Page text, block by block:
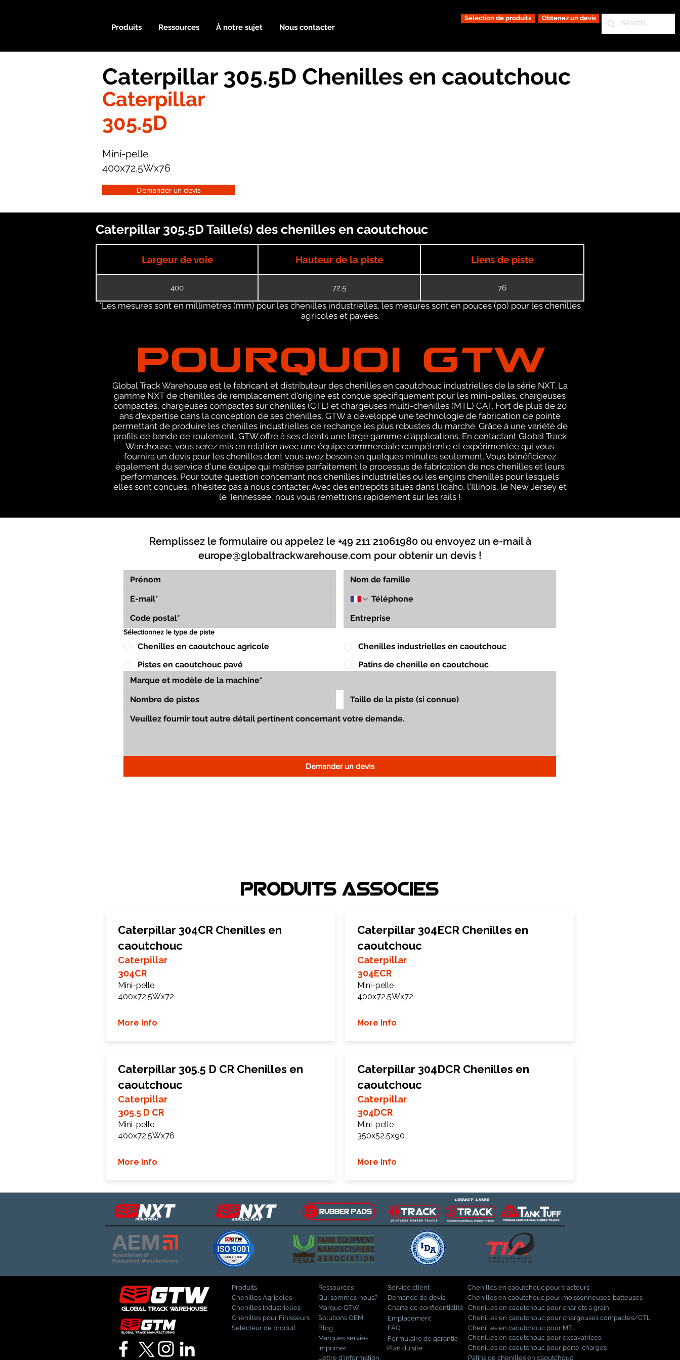
Produits Ressources À notre sujet Nous contacter
Sélection de produits Obtenez un devis
Caterpillar 305.5D Chenilles en caoutchouc
Caterpillar
305.5D
Mini-pelle
400x72.5Wx76
Demander un devis
Caterpillar 305.5D Taille(s) des chenilles en caoutchouc
Largeur de voie Hauteur de la piste Liens de piste
400 72.5 76
*Les mesures sont en millimètres (mm) pour les chenilles industrielles, les mesures sont en pouces (po) pour les chenilles
agricoles et pavées.
POURQUOI GTW
Global Track Warehouse est le fabricant et distributeur des chenilles en caoutchouc industrielles de la série NXT. La
gamme NXT de chenilles de remplacement d'origine est conçue spécifiquement pour les mini-pelles, chargeuses
compactes, chargeuses compactes sur chenilles (CTL) et chargeuses multi-chenilles (MTL) CAT. Fort de plus de 20
ans d'expertise dans la conception de ses chenilles, GTW a développé une technologie de fabrication de pointe
permettant de produire les chenilles industrielles de rechange les plus robustes du marché. Grâce à une variété de
profils de bande de roulement, GTW offre à ses clients une large gamme d'applications. En contactant Global Track
Warehouse, vous serez mis en relation avec une équipe commerciale compétente et expérimentée qui vous
fournira un devis pour les chenilles dont vous avez besoin en quelques minutes seulement. Vous bénéficierez
également du service d'une équipe qui maîtrise parfaitement le processus de fabrication de nos chenilles et leurs
performances. Pour toute question concernant nos chenilles industrielles ou les engins chenillés pour lesquels
elles sont conçues, n'hésitez pas à nous contacter. Avec des entrepôts situés dans l'Idaho, l'Illinois, le New Jersey et
le Tennessee, nous vous remettrons rapidement sur les rails !
Remplissez le formulaire ou appelez le +49 211 21061980 ou envoyez un e-mail à
europe@globaltrackwarehouse.com pour obtenir un devis !
Sélectionnez le type de piste
Chenilles en caoutchouc agricole
Chenilles industrielles en caoutchouc
Pistes en caoutchouc pavé
Patins de chenille en caoutchouc
Demander un devis
Produits associEs
Caterpillar 304CR Chenilles en
caoutchouc
Caterpillar
304CR
Mini-pelle
400x72.5Wx72
More Info
Caterpillar 305.5 D CR Chenilles en
caoutchouc
Caterpillar
305.5 D CR
Mini-pelle
400x72.5Wx76
More Info
Caterpillar 304ECR Chenilles en
caoutchouc
Caterpillar
304ECR
Mini-pelle
400x72.5Wx72
More Info
Caterpillar 304DCR Chenilles en
caoutchouc
Caterpillar
304DCR
Mini-pelle
350x52.5x90
More Info
Produits
Chenilles Agricoles
Chenilles Industrielles
Chenilles pour Finisseurs
Sélecteur de produit
Service client
Ressources
Qui sommes-nous?
Marque GTW
Solutions OEM
Blog
Marques servies
Imprimer
Lettre d'information
Demande de devis
Charte de confidentialité
Emplacement
FAQ
Formulaire de garantie
Plan du site
Chenilles en caoutchouc pour tracteurs
Chenilles en caoutchouc pour moissonneuses-batteuses
Chenilles en caoutchouc pour chariots à grain
Chenilles en caoutchouc pour chargeuses compactes/CTL
Chenilles en caoutchouc pour MTL
Chenilles en caoutchouc pour excavatrices
Chenilles en caoutchouc pour porte-charges
Patins de chenilles en caoutchouc